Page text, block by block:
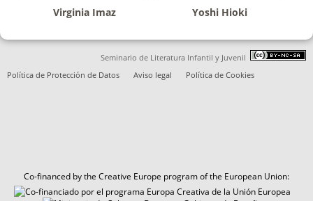
Virginia Imaz Yoshi Hioki
Seminario de Literatura Infantil y Juvenil
Política de Protección de Datos
Aviso legal Política de Cookies
Co-financed by the Creative Europe program of the European Union: